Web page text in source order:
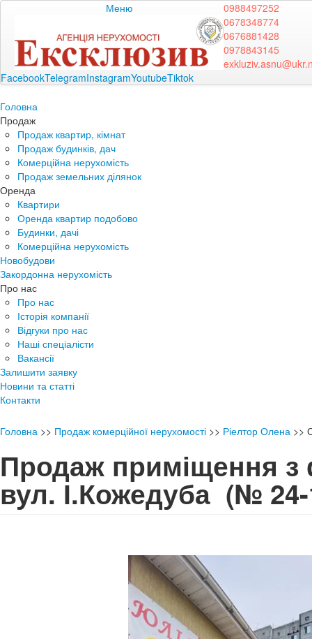
Меню
0988497252
0678348774
0676881428
0978843145
FacebookTelegramInstagramYoutubeTiktok
Головна
Продаж
Продаж квартир, кімнат
Продаж будинків, дач
Комерційна нерухомість
Продаж земельних ділянок
Оренда
Квартири
Оренда квартир подобово
Будинки, дачі
Комерційна нерухомість
Новобудови
Закордонна нерухомість
Про нас
Про нас
Історія компанії
Відгуки про нас
Наші спеціалісти
Вакансії
Залишити заявку
Новини та статті
Контакти
Головна >> Продаж комерційної нерухомості >> Ріелтор Олена >>
Продаж приміщення
вул. І.Кожедуба (№ 24-